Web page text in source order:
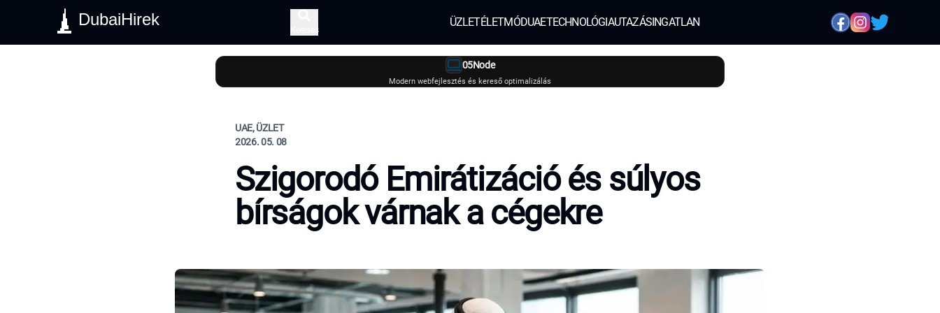
DubaiHirek
Keresés
ÜZLETÉLETMÓDUAETECHNOLÓGIAUTAZÁSINGATLAN
05Node
Modern webfejlesztés és kereső optimalizálás
UAE, ÜZLET
2026. 05. 08
Szigorodó Emirátizáció és súlyos
bírságok várnak a cégekre